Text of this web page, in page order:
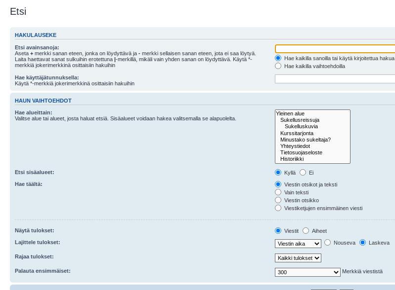
Etsi
HAKULAUSEKE
Etsi avainsanoja:
Aseta + merkki sanan eteen, jonka on löydyttävä ja - merkki sellaisen sanan eteen, jota ei saa löytyä.
Laita haettavat sanat sulkuihin erotettuna |-merkillä, mikäli vain yhden sanan on löydyttävä. Käytä *-
merkkiä jokerimerkkinä osittaisiin hakuihin
Hae kaikilla sanoilla tai käytä kirjoitettua hakua
Hae kaikilla vaihtoehdoilla
Hae käyttäjätunnuksella:
Käytä *-merkkiä jokerimerkkinä osittaisiin hakuihin
HAUN VAIHTOEHDOT
Hae alueittain:
Valitse alue tai alueet, josta haluat etsiä. Sisäalueet voidaan hakea valitsemalla se alapuolelta.
Etsi sisäalueet: Kyllä
Ei
Hae täältä:
Viestin otsikot ja teksti
Vain teksti
Viestin otsikko
Viestiketjujen ensimmäinen viesti
Näytä tulokset: Viestit
Aiheet
Lajittele tulokset:
Nouseva Laskeva
Rajaa tulokset:
Palauta ensimmäiset: Merkkiä viestistä